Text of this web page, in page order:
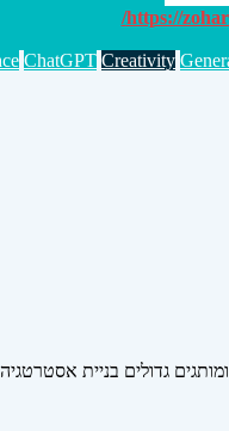
https://
ChatGPT Creativity
גדולים בניית